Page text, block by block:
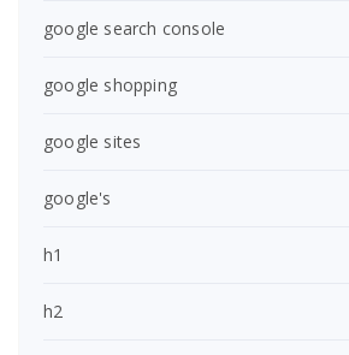
google search console
google shopping
google sites
google's
h1
h2